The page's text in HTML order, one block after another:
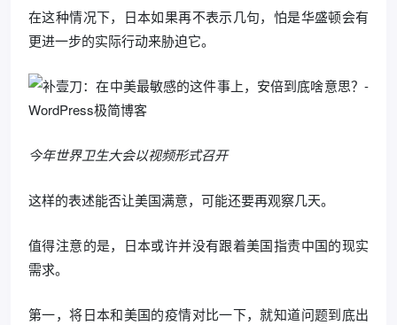
在这种情况下，日本如果再不表示几句，怕是华盛顿会有
更进一步的实际行动来胁迫它。
今年世界卫生大会以视频形式召开
这样的表述能否让美国满意，可能还要再观察几天。
值得注意的是，日本或许并没有跟着美国指责中国的现实
需求。
第一，将日本和美国的疫情对比一下，就知道问题到底出